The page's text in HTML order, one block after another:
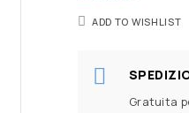
ADD TO WISHLIST
Gratuita